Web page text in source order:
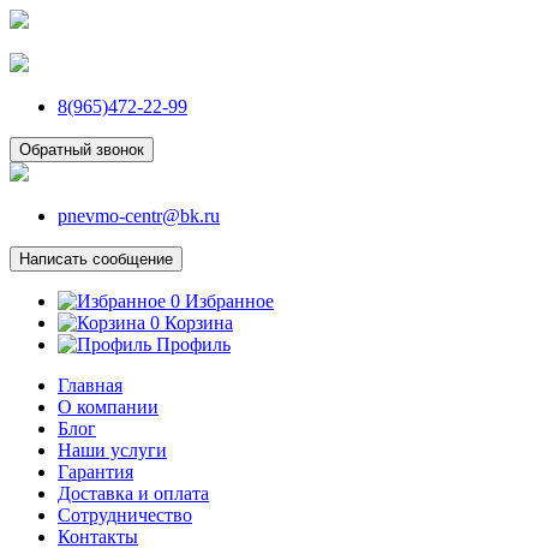
8(965)472-22-99
Обратный звонок
pnevmo-centr@bk.ru
Написать сообщение
0 Избранное
0 Корзина
Профиль
Главная
О компании
Блог
Наши услуги
Гарантия
Доставка и оплата
Сотрудничество
Контакты